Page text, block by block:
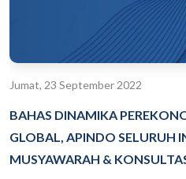
Jumat, 23 September 2022
BAHAS DINAMIKA
GLOBAL, APINDO SELURUH
MUSYAWARAH &